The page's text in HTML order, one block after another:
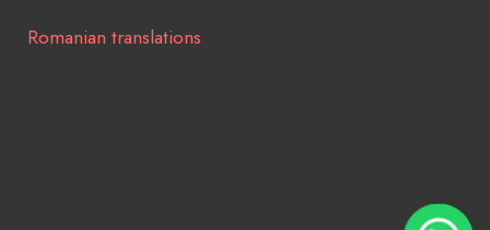
Romanian translations